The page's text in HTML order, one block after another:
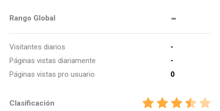
Rango Global -
Visitantes diarios
-
Páginas vistas diariamente
-
Páginas vistas pro usuario
0
Clasificación